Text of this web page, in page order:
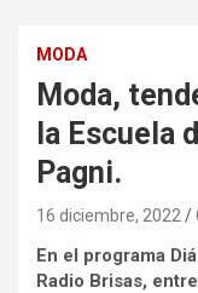
MODA
Moda,
la Escuela
Pagni.
16 diciembre, 2022
En el programa
Radio Brisas,